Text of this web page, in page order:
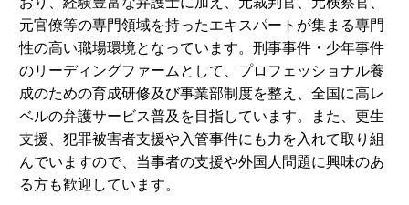
元官僚等の専門領域を持ったエキスパートが集まる専門
性の高い職場環境となっています。刑事事件・少年事件
のリーディングファームとして、プロフェッショナル養
成のための育成研修及び事業部制度を整え、全国に高レ
ベルの弁護サービス普及を目指しています。また、更生
支援、犯罪被害者支援や入管事件にも力を入れて取り組
んでいますので、当事者の支援や外国人問題に興味のあ
る方も歓迎しています。